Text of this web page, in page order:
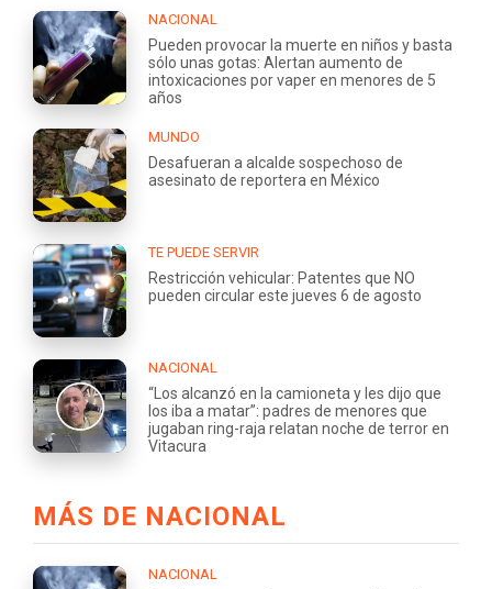
NACIONAL
Pueden provocar la muerte en niños y basta
sólo unas gotas: Alertan aumento de
intoxicaciones por vaper en menores de 5
años
MUNDO
Desafueran a alcalde sospechoso de
asesinato de reportera en México
TE PUEDE SERVIR
Restricción vehicular: Patentes que NO
pueden circular este jueves 6 de agosto
NACIONAL
“Los alcanzó en la camioneta y les dijo que
los iba a matar”: padres de menores que
jugaban ring-raja relatan noche de terror en
Vitacura
MÁS DE NACIONAL
NACIONAL